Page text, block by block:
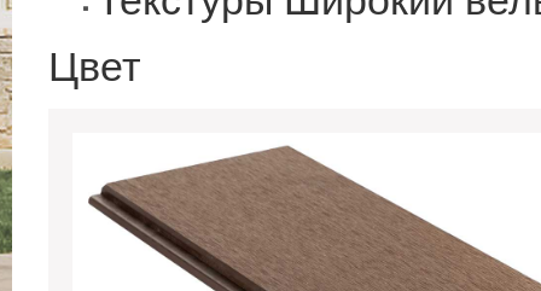
Цвет